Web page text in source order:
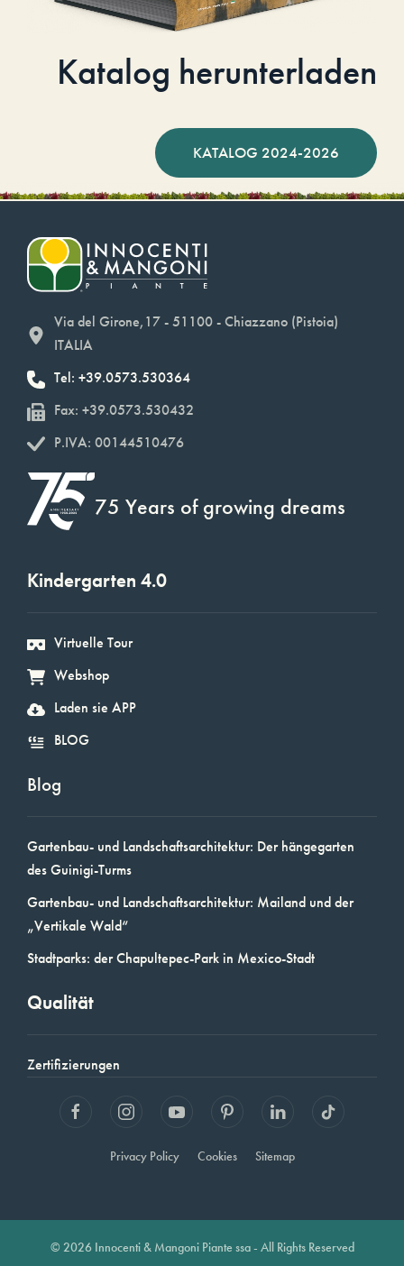
Katalog herunterladen
KATALOG 2024-2026
Via del Girone,17 - 51100 - Chiazzano (Pistoia)
ITALIA
Tel: +39.0573.530364
Fax: +39.0573.530432
P.IVA: 00144510476
75 Years of growing dreams
Kindergarten 4.0
Virtuelle Tour
Webshop
Laden sie APP
BLOG
Blog
Gartenbau- und Landschaftsarchitektur: Der hängegarten
des Guinigi-Turms
Gartenbau- und Landschaftsarchitektur: Mailand und der
„Vertikale Wald“
Stadtparks: der Chapultepec-Park in Mexico-Stadt
Qualität
Zertifizierungen
Privacy Policy Cookies Sitemap
© 2026 Innocenti & Mangoni Piante ssa - All Rights Reserved